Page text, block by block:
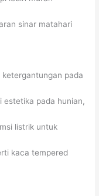
sinar matahari
ketergantungan pada
estetika pada hunian,
listrik untuk
kaca tempered